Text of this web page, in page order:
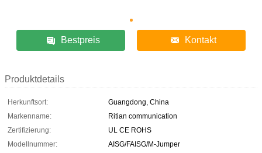
Bestpreis Kontakt
Produktdetails
Herkunftsort:
Guangdong, China
Markenname:
Ritian communication
Zertifizierung:
UL CE ROHS
Modellnummer:
AISG/FAISG/M-Jumper